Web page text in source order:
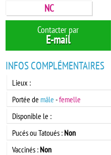
NC
Contacter par
E-mail
INFOS COMPLÉMENTAIRES
Lieux :
Portée de mâle -femelle
Disponible le :
Pucés ou Tatoués : Non
Vaccinés : Non